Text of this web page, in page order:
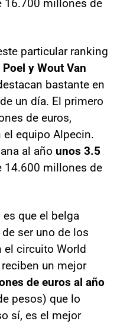
16.700 millones de
particular ranking
y Wout Van
bastante en
un día. El primero
de euros,
equipo Alpecin.
al año unos 3.5
14.600 millones de
que el belga
de ser uno de los
el circuito World
un mejor
de euros al año
pesos) que lo
sí, es el mejor